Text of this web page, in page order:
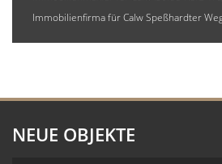
Immobilienfirma für Calw Speßhardter
NEUE OBJEKTE